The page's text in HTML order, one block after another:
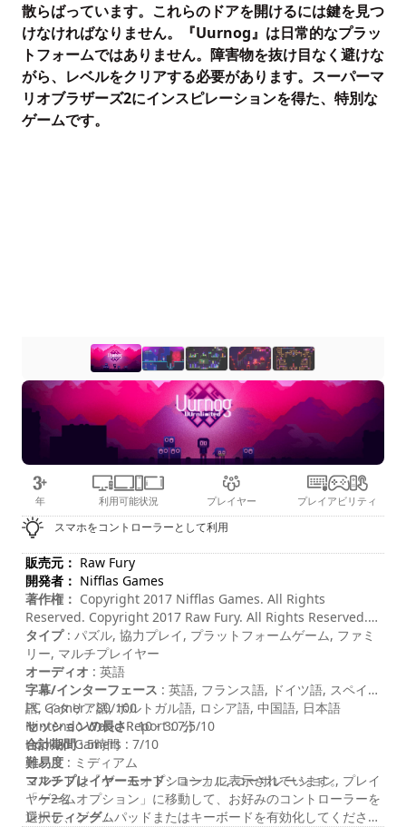
散らばっています。これらのドアを開けるには鍵を見つ
けなければなりません。『Uurnog』は日常的なプラッ
トフォームではありません。障害物を抜け目なく避けな
がら、レベルをクリアする必要があります。スーパーマ
リオブラザーズ2にインスピレーションを得た、特別な
ゲームです。
年 利用可能状況 プレイヤー プレイアビリティ
スマホをコントローラーとして利用
販売元： Raw Fury
開発者： Nifflas Games
著作権： Copyright 2017 Nifflas Games. All Rights
Reserved. Copyright 2017 Raw Fury. All Rights Reserved.
This is the legal law, you will obey my authoritah! >:)
タイプ: パズル, 協力プレイ, プラットフォームゲーム, ファミ
リー, マルチプレイヤー
オーディオ : 英語
字幕/インターフェース : 英語, フランス語, ドイツ語, スペイン
語, イタリア語, ポルトガル語, ロシア語, 中国語, 日本語
セッションの長さ: 10 - 30 分
合計期間: 5時間
難易度 : ミディアム
マルチプレイヤーモード: ローカル, コーポレーション, プレイ
ヤー2名
レーティング:
PC Gamer : 80/100
Nintendo World Report : 7,5/10
Hooked Gamers : 7/10
コマンドは「ゲームオプション」に表示されています。
「ゲームオプション」に移動して、お好みのコントローラーを
選択し、ゲームパッドまたはキーボードを有効化してくださ